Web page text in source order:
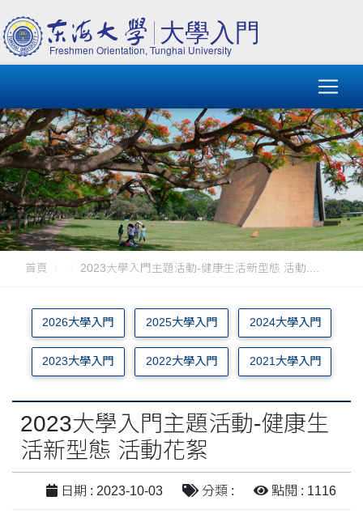
首頁 2023大學入門主題活動-健康生活新型態 活動....
2026大學入門 2025大學入門 2024大學入門
2023大學入門 2022大學入門 2021大學入門
2023大學入門主題活動-健康生
活新型態 活動花絮
日期 : 2023-10-03 分類 : 點閱 : 1116